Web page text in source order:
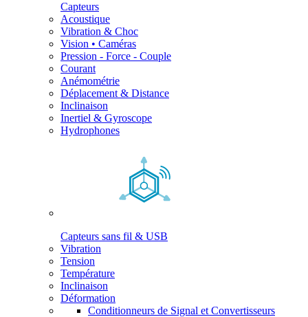
Capteurs
Acoustique
Vibration & Choc
Vision • Caméras
Pression - Force - Couple
Courant
Anémométrie
Déplacement & Distance
Inclinaison
Inertiel & Gyroscope
Hydrophones
Capteurs sans fil & USB
Vibration
Tension
Température
Inclinaison
Déformation
Conditionneurs de Signal et Convertisseurs